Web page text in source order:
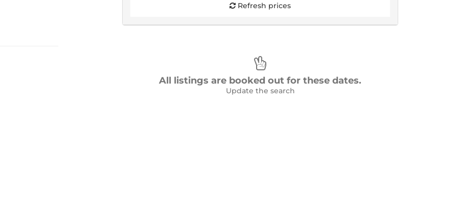
Refresh prices
All listings are booked out for these dates.
Update the search